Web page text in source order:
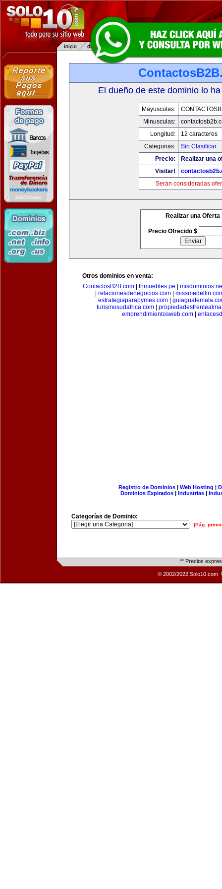
El dueño de este dominio lo
Mayusculas:
Minusculas:
Longitud:
12 caracteres
Categorias:
Sin Clasificar
Precio:
Realizar una
Visitar!
Serán consideradas
Realizar una Oferta
Precio Ofrecido $
Otros dominios en venta:
ContactosB2B.com
Inmuebles.pe
relacionesdenegocios.com|
estrategiaparapymes.com|
turismosudafrica.com
emprendimientosweb.com
Registro de Dominios| Web Hosting |
Dominios Expirados | Industrias |
Categorías de Dominio:
[Pág.
** Precios
© 2002/2022 Solo10.com